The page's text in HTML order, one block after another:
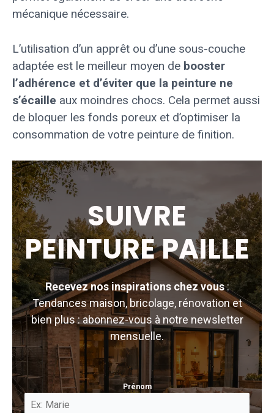
mécanique nécessaire.
L’utilisation d’un apprêt ou d’une sous-couche
adaptée est le meilleur moyen de booster
l’adhérence et d’éviter que la peinture ne
s’écaille aux moindres chocs. Cela permet aussi
de bloquer les fonds poreux et d’optimiser la
consommation de votre peinture de finition.
SUIVRE
PEINTURE PAILLE
Recevez nos inspirations chez vous:
Tendances maison, bricolage, rénovation et
bien plus : abonnez-vous à notre newsletter
mensuelle.
Prénom